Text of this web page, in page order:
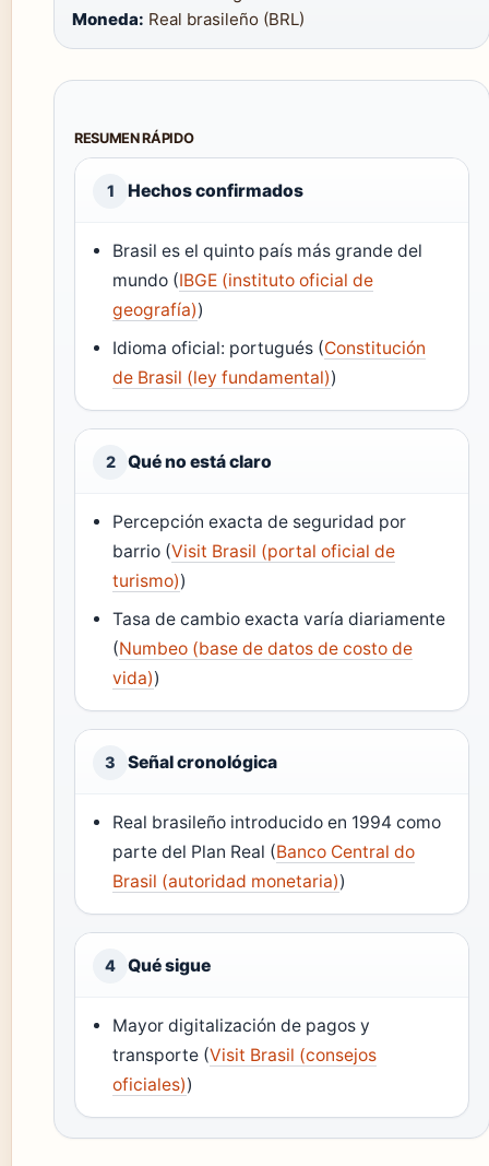
Moneda: Real brasileño (BRL)
RESUMEN RÁPIDO
1 Hechos confirmados
Brasil es el quinto país más grande del
mundo (IBGE (instituto oficial de
geografía))
Idioma oficial: portugués (Constitución
de Brasil (ley fundamental))
2 Qué no está claro
Percepción exacta de seguridad por
barrio (Visit Brasil (portal oficial de
turismo))
Tasa de cambio exacta varía diariamente
(Numbeo (base de datos de costo de
vida))
3 Señal cronológica
Real brasileño introducido en 1994 como
parte del Plan Real (Banco Central do
Brasil (autoridad monetaria))
4 Qué sigue
Mayor digitalización de pagos y
transporte (Visit Brasil (consejos
oficiales))